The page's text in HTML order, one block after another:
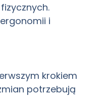
i
krokiem
potrzebują